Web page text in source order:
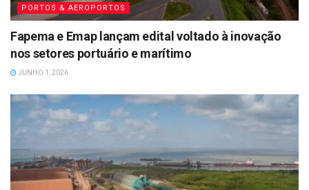
PORTOS & AEROPORTOS
Fapema e Emap lançam edital voltado à inovação
nos setores portuário e marítimo
JUNHO 1, 2026